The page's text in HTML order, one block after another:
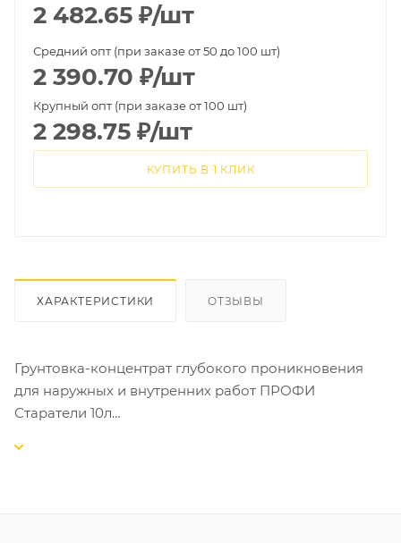
2 482.65 ₽/шт
Средний опт (при заказе от 50 до 100 шт)
2 390.70 ₽/шт
Крупный опт (при заказе от 100 шт)
2 298.75 ₽/шт
КУПИТЬ В 1 КЛИК
ХАРАКТЕРИСТИКИ ОТЗЫВЫ
Грунтовка-концентрат глубокого проникновения
для наружных и внутренних работ ПРОФИ
Старатели 10л